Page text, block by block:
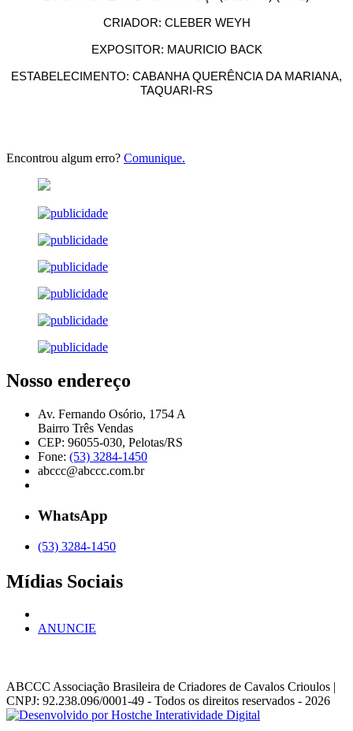
CRIADOR: CLEBER WEYH
EXPOSITOR: MAURICIO BACK
ESTABELECIMENTO: CABANHA QUERÊNCIA DA MARIANA,
TAQUARI-RS
Encontrou algum erro? Comunique.
Nosso endereço
Av. Fernando Osório, 1754 A
Bairro Três Vendas
CEP: 96055-030, Pelotas/RS
Fone: (53) 3284-1450
abccc@abccc.com.br
WhatsApp
(53) 3284-1450
Mídias Sociais
ANUNCIE
ABCCC Associação Brasileira de Criadores de Cavalos Crioulos |
CNPJ: 92.238.096/0001-49 - Todos os direitos reservados - 2026